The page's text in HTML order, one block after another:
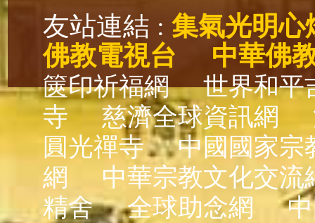
友站連結 : 集氣光明心
佛教電視台
中華佛
篋印祈福網
世界和平
寺
慈濟全球資訊網
圓光禪寺
中國國家宗
網
中華宗教文化交流
精舍
全球助念網